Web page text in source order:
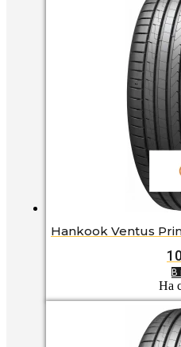
Hankook Ventus
В
На